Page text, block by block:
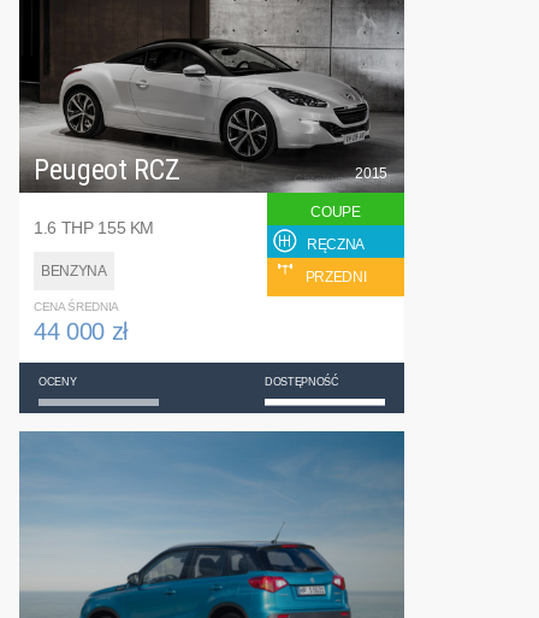
Peugeot RCZ
1.6 THP 155 KM
BENZYNA
2015
COUPE
RĘCZNA
PRZEDNI
CENA ŚREDNIA
44 000 zł
OCENY DOSTĘPNOŚĆ